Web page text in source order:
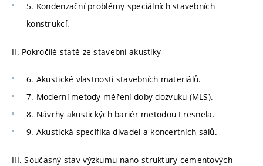
5. Kondenzační problémy speciálních stavebních
konstrukcí.
II. Pokročilé statě ze stavební akustiky
6. Akustické vlastnosti stavebních materiálů.
7. Moderní metody měření doby dozvuku (MLS).
8. Návrhy akustických bariér metodou Fresnela.
9. Akustická specifika divadel a koncertních sálů.
III. Současný stav výzkumu nano-struktury cementových